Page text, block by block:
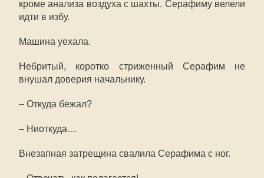
кроме анализа воздуха с шахты. Серафиму велели
идти в избу.
Машина уехала.
Небритый, коротко стриженный Серафим не
внушал доверия начальнику.
– Откуда бежал?
– Ниоткуда…
Внезапная затрещина свалила Серафима с ног.